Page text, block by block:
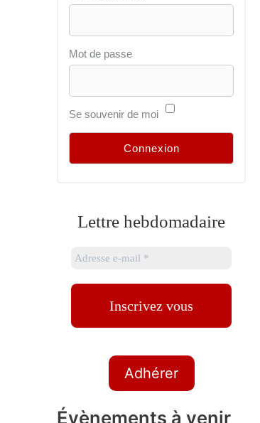
Mot de passe
Se souvenir de moi
Lettre hebdomadaire
Adhérer
Évènements à venir